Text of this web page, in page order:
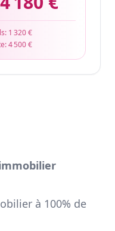
1 320 €
4 500 €
à 100% de